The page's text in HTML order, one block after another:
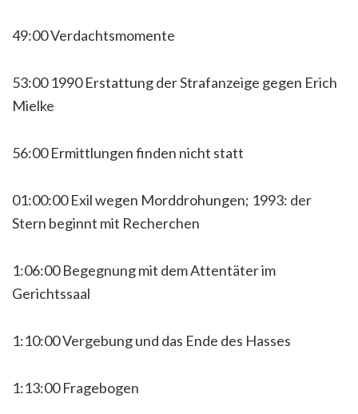
49:00 Verdachtsmomente
53:00 1990 Erstattung der Strafanzeige gegen Erich
Mielke
56:00 Ermittlungen finden nicht statt
01:00:00 Exil wegen Morddrohungen; 1993: der
Stern beginnt mit Recherchen
1:06:00 Begegnung mit dem Attentäter im
Gerichtssaal
1:10:00 Vergebung und das Ende des Hasses
1:13:00 Fragebogen